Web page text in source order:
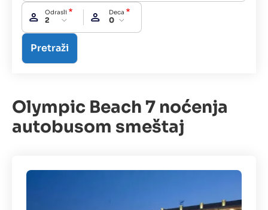
Odrasli
2
Deca
0
Olympic Beach 7 noćenja
autobusom smeštaj